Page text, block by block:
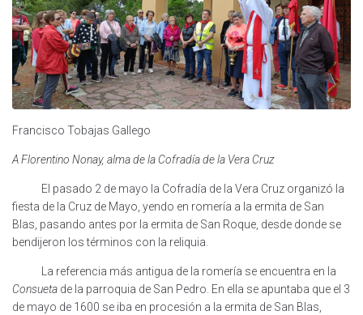
Francisco Tobajas Gallego
A Florentino Nonay, alma de la Cofradía de la Vera Cruz
El pasado 2 de mayo la Cofradía de la Vera Cruz organizó la
fiesta de la Cruz de Mayo, yendo en romería a la ermita de San
Blas, pasando antes por la ermita de San Roque, desde donde se
bendijeron los términos con la reliquia.
La referencia más antigua de la romería se encuentra en la
Consueta de la parroquia de San Pedro. En ella se apuntaba que el 3
de mayo de 1600 se iba en procesión a la ermita de San Blas,